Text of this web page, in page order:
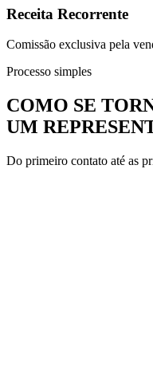
Receita Recorrente
Comissão exclusiva pela
Processo simples
COMO SE
UM
Do primeiro contato até as